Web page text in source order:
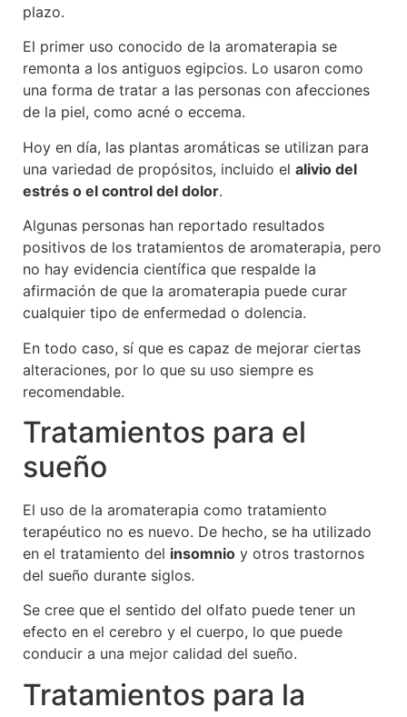
plazo.
El primer uso conocido de la aromaterapia se
remonta a los antiguos egipcios. Lo usaron como
una forma de tratar a las personas con afecciones
de la piel, como acné o eccema.
Hoy en día, las plantas aromáticas se utilizan para
una variedad de propósitos, incluido el alivio del
estrés o el control del dolor.
Algunas personas han reportado resultados
positivos de los tratamientos de aromaterapia, pero
no hay evidencia científica que respalde la
afirmación de que la aromaterapia puede curar
cualquier tipo de enfermedad o dolencia.
En todo caso, sí que es capaz de mejorar ciertas
alteraciones, por lo que su uso siempre es
recomendable.
Tratamientos para el
sueño
El uso de la aromaterapia como tratamiento
terapéutico no es nuevo. De hecho, se ha utilizado
en el tratamiento del insomnio y otros trastornos
del sueño durante siglos.
Se cree que el sentido del olfato puede tener un
efecto en el cerebro y el cuerpo, lo que puede
conducir a una mejor calidad del sueño.
Tratamientos para la